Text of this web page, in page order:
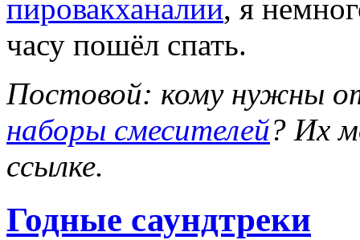
пировакханалии, я
часу пошёл спать.
Постовой: кому нужны
наборы смесителей? Их
ссылке.
Годные саундтреки